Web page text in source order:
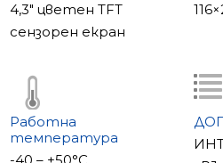
Поддръжката на H.264 High
осигурява оптимизирано
поддържа високо качество
системи.
Интегриран контрол на
4,3" цветен TFT
сензорен екран
Работна
температура